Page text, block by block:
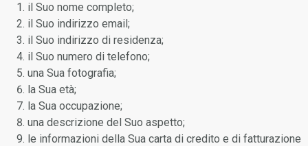
il Suo nome completo;
il Suo indirizzo email;
il Suo indirizzo di residenza;
il Suo numero di telefono;
una Sua fotografia;
la Sua età;
la Sua occupazione;
una descrizione del Suo aspetto;
le informazioni della Sua carta di credito e di fatturazione